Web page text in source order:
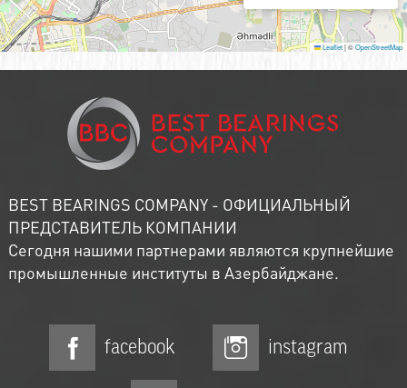
Leaflet|©OpenStreetMap
BEST BEARINGS COMPANY - ОФИЦИАЛЬНЫЙ
ПРЕДСТАВИТЕЛЬ КОМПАНИИ
Сегодня нашими партнерами являются крупнейшие
промышленные институты в Азербайджане.
facebook instagram